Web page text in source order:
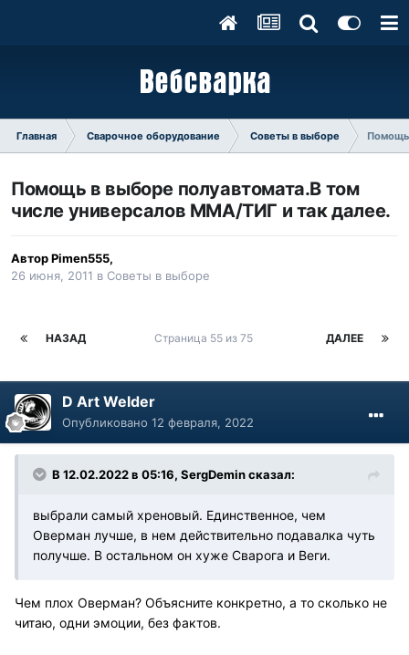
Главная Сварочное оборудование Советы в выборе Помощь
Помощь в выборе полуавтомата.В том
числе универсалов ММА/ТИГ и так далее.
АвторPimen555,
26 июня, 2011 в Советы в выборе
НАЗАД ДАЛЕЕ
Страница 55 из 75
D Art Welder
Опубликовано 12 февраля, 2022
В 12.02.2022 в 05:16, SergDemin сказал:
выбрали самый хреновый. Единственное, чем
Оверман лучше, в нем действительно подавалка чуть
получше. В остальном он хуже Сварога и Веги.
Чем плох Оверман? Объясните конкретно, а то сколько не
читаю, одни эмоции, без фактов.